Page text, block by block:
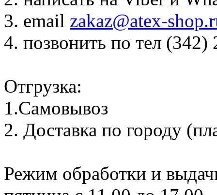
3. email zakaz@atex-
4. позвонить по тел
Отгрузка:
1.Самовывоз
2. Доставка по городу
Режим обработки и